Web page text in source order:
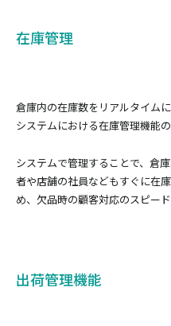
在庫管理
倉庫内の在庫数をリアルタイム
システムにおける在庫管理機能の
システムで管理することで、倉
者や店舗の社員などもすぐに在
め、欠品時の顧客対応のスピー
出荷管理機能